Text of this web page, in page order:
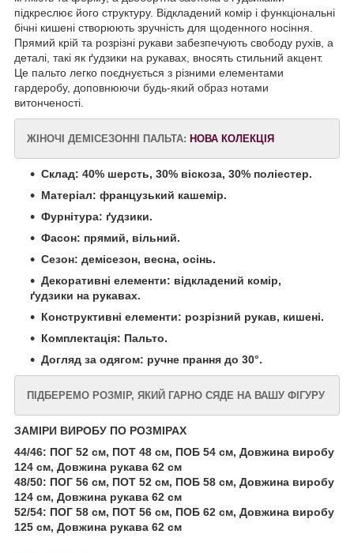
підкреслює його структуру. Відкладений комір і функціональні
бічні кишені створюють зручність для щоденного носіння.
Прямий крій та розрізні рукави забезпечують свободу рухів, а
деталі, такі як ґудзики на рукавах, вносять стильний акцент.
Це пальто легко поєднується з різними елементами
гардеробу, доповнюючи будь-який образ нотами
витонченості.
ЖІНОЧІ ДЕМІСЕЗОННІ ПАЛЬТА: НОВА КОЛЕКЦІЯ
Склад: 40% шерсть, 30% віскоза, 30% поліестер.
Матеріал: французький кашемір.
Фурнітура: ґудзики.
Фасон: прямий, вільний.
Сезон: демісезон, весна, осінь.
Декоративні елементи: відкладений комір,
ґудзики на рукавах.
Конструктивні елементи: розрізний рукав, кишені.
Комплектація: Пальто.
Догляд за одягом: ручне прання до 30°.
ПІДБЕРЕМО РОЗМІР, ЯКИЙ ГАРНО СЯДЕ НА ВАШУ ФІГУРУ
ЗАМІРИ ВИРОБУ ПО РОЗМІРАХ
44/46: ПОГ 52 см, ПОТ 48 см, ПОБ 54 см, Довжина виробу
124 см, Довжина рукава 62 см
48/50: ПОГ 56 см, ПОТ 52 см, ПОБ 58 см, Довжина виробу
124 см, Довжина рукава 62 см
52/54: ПОГ 58 см, ПОТ 56 см, ПОБ 62 см, Довжина виробу
125 см, Довжина рукава 62 см